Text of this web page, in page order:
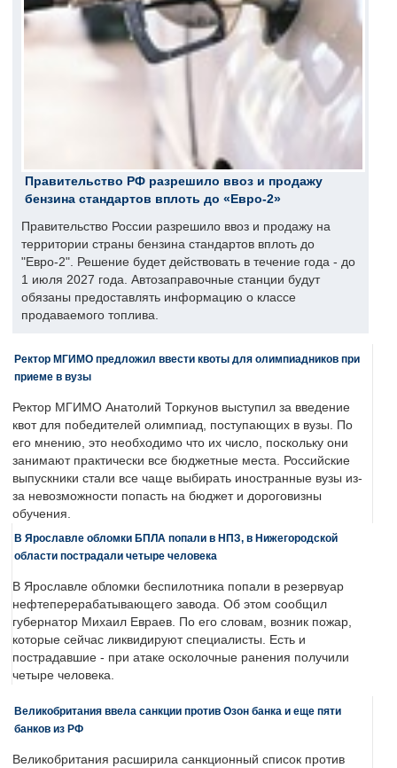
Правительство РФ разрешило ввоз и продажу
бензина стандартов вплоть до «Евро-2»
Правительство России разрешило ввоз и продажу на
территории страны бензина стандартов вплоть до
"Евро-2". Решение будет действовать в течение года - до
1 июля 2027 года. Автозаправочные станции будут
обязаны предоставлять информацию о классе
продаваемого топлива.
Ректор МГИМО предложил ввести квоты для олимпиадников при
приеме в вузы
Ректор МГИМО Анатолий Торкунов выступил за введение
квот для победителей олимпиад, поступающих в вузы. По
его мнению, это необходимо что их число, поскольку они
занимают практически все бюджетные места. Российские
выпускники стали все чаще выбирать иностранные вузы из-
за невозможности попасть на бюджет и дороговизны
обучения.
В Ярославле обломки БПЛА попали в НПЗ, в Нижегородской
области пострадали четыре человека
В Ярославле обломки беспилотника попали в резервуар
нефтеперерабатывающего завода. Об этом сообщил
губернатор Михаил Евраев. По его словам, возник пожар,
которые сейчас ликвидируют специалисты. Есть и
пострадавшие - при атаке осколочные ранения получили
четыре человека.
Великобритания ввела санкции против Озон банка и еще пяти
банков из РФ
Великобритания расширила санкционный список против